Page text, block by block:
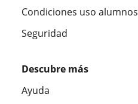
Condiciones uso alumnos
Seguridad
Descubre más
Ayuda